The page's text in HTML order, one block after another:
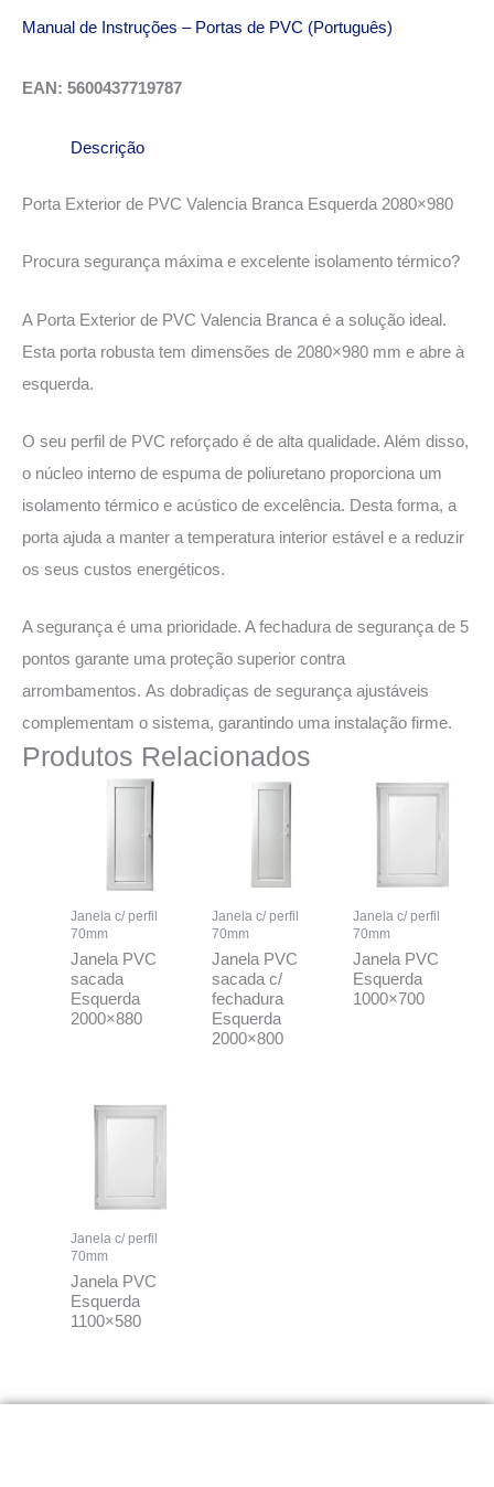
Manual de Instruções – Portas de PVC (Português)
EAN: 5600437719787
Descrição
Porta Exterior de PVC Valencia Branca Esquerda 2080×980
Procura segurança máxima e excelente isolamento térmico?
A Porta Exterior de PVC Valencia Branca é a solução ideal.
Esta porta robusta tem dimensões de 2080×980 mm e abre à
esquerda.
O seu perfil de PVC reforçado é de alta qualidade. Além disso,
o núcleo interno de espuma de poliuretano proporciona um
isolamento térmico e acústico de excelência. Desta forma, a
porta ajuda a manter a temperatura interior estável e a reduzir
os seus custos energéticos.
A segurança é uma prioridade. A fechadura de segurança de 5
pontos garante uma proteção superior contra
arrombamentos. As dobradiças de segurança ajustáveis
complementam o sistema, garantindo uma instalação firme.
Produtos Relacionados
Janela c/ perfil
70mm
Janela PVC
sacada
Esquerda
2000×880
Janela c/ perfil
70mm
Janela PVC
sacada c/
fechadura
Esquerda
2000×800
Janela c/ perfil
70mm
Janela PVC
Esquerda
1000×700
Janela c/ perfil
70mm
Janela PVC
Esquerda
1100×580